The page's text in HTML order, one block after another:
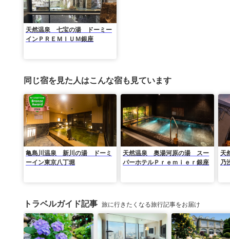
天然温泉 七宝の湯 ドーミー
インＰＲＥＭＩＵＭ銀座
同じ宿を見た人はこんな宿も見ています
亀島川温泉 新川の湯 ドーミ
ーイン東京八丁堀
天然温泉 奥湯河原の湯 スー
パーホテルＰｒｅｍｉｅｒ銀座
天
乃
トラベルガイド記事 旅に行きたくなる旅行記事をお届け